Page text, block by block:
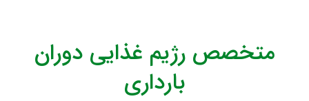
متخصص رژیم غذایی دوران
بارداری